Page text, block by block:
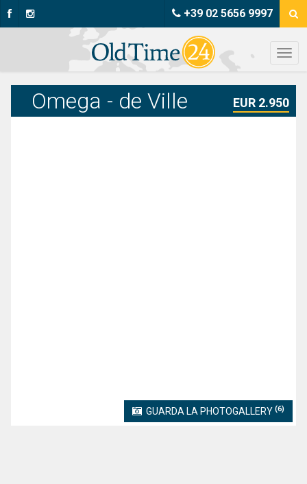
+39 02 5656 9997
EUR 2.950
Omega - de Ville
GUARDA LA PHOTOGALLERY (6)